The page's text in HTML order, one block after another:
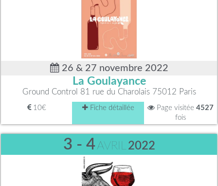
26 & 27 novembre 2022
La Goulayance
Ground Control 81 rue du Charolais 75012 Paris
10€ Fiche détaillée Page visitée 4527
fois
3 - 4AVRIL 2022